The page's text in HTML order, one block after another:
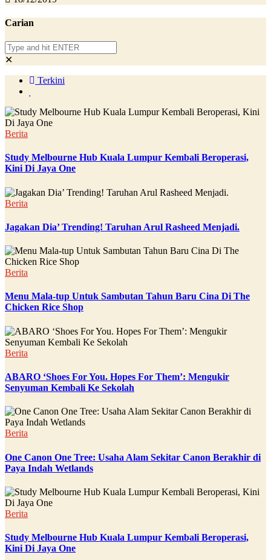
Carian
✕
Terkini
Berita
Study Melbourne Hub Kuala Lumpur Kembali Beroperasi,
Kini Di Jaya One
Berita
Jagakan Dia’ Trending! Taruhan Arul Rasheed Menjadi.
Berita
Menu Mala-tup Untuk Sambutan Tahun Baru Cina Di The
Chicken Rice Shop
Berita
ABARO ‘Shoes For You. Hopes For Them’: Mengukir
Senyuman Kembali Ke Sekolah
Berita
One Canon One Tree: Usaha Alam Sekitar Canon Berakhir di
Paya Indah Wetlands
Berita
Study Melbourne Hub Kuala Lumpur Kembali Beroperasi,
Kini Di Jaya One